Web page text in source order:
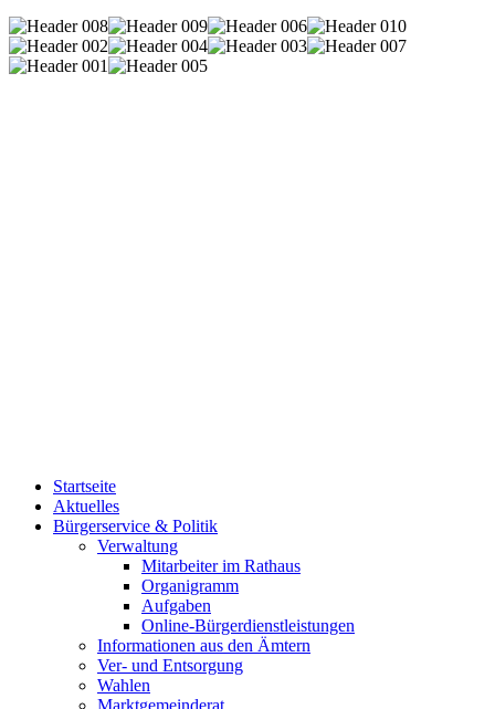
Startseite
Aktuelles
Bürgerservice & Politik
Verwaltung
Mitarbeiter im Rathaus
Organigramm
Aufgaben
Online-Bürgerdienstleistungen
Informationen aus den Ämtern
Ver- und Entsorgung
Wahlen
Marktgemeinderat